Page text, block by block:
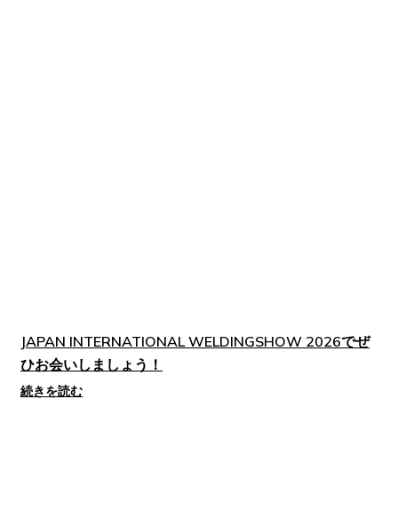
JAPAN INTERNATIONAL WELDINGSHOW 2026でぜ
ひお会いしましょう！
続きを読む